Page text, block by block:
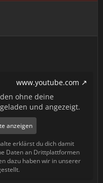
www.youtube.com
ohne deine
und angezeigt.
anzeigen
erklärst du dich damit
Daten an Drittplattformen
dazu haben wir in unserer